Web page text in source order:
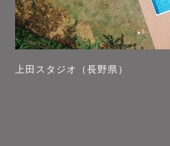
上田スタジオ（長野県）